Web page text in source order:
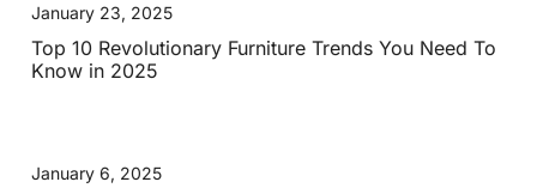
January 23, 2025
Top 10 Revolutionary Furniture Trends You Need To
Know in 2025
January 6, 2025